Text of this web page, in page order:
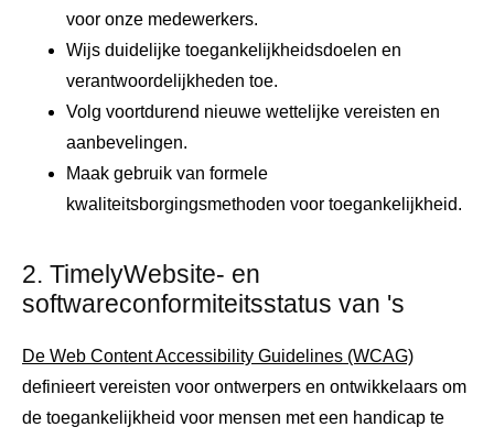
voor onze medewerkers.
Wijs duidelijke toegankelijkheidsdoelen en
verantwoordelijkheden toe.
Volg voortdurend nieuwe wettelijke vereisten en
aanbevelingen.
Maak gebruik van formele
kwaliteitsborgingsmethoden voor toegankelijkheid.
2. TimelyWebsite- en
softwareconformiteitsstatus van 's
De Web Content Accessibility Guidelines (WCAG)
definieert vereisten voor ontwerpers en ontwikkelaars om
de toegankelijkheid voor mensen met een handicap te